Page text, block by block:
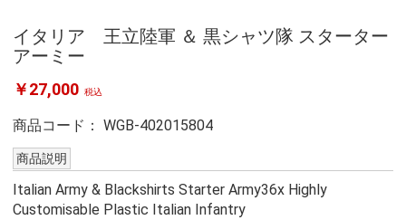
イタリア 王立陸軍 ＆ 黒シャツ隊 スターター
アーミー
￥27,000 税込
商品コード： WGB-402015804
商品説明
Italian Army & Blackshirts Starter Army36x Highly
Customisable Plastic Italian Infantry